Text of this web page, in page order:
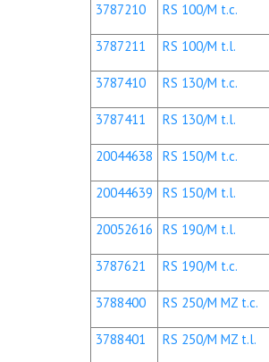
3787210 RS 100/M t.c.
3787211 RS 100/M t.l.
3787410 RS 130/M t.c.
3787411 RS 130/M t.l.
20044638 RS 150/M t.c.
20044639 RS 150/M t.l.
20052616 RS 190/M t.l.
3787621 RS 190/M t.c.
3788400 RS 250/M MZ t.c.
3788401 RS 250/M MZ t.l.